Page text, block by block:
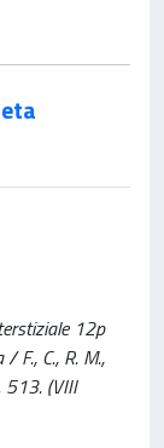
12p
F., C., R. M.,
513. (VIII